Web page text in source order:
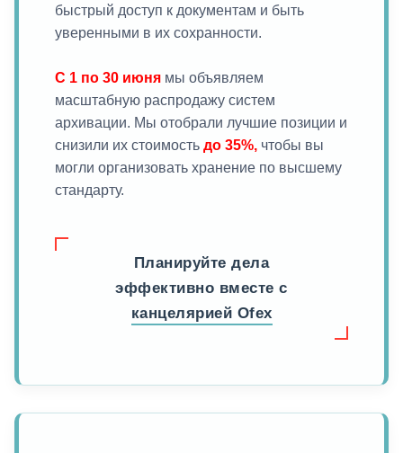
быстрый доступ к документам и быть
уверенными в их сохранности.
С 1 по 30 июня мы объявляем
масштабную распродажу систем
архивации. Мы отобрали лучшие позиции и
снизили их стоимость до 35%, чтобы вы
могли организовать хранение по высшему
стандарту.
Планируйте дела
эффективно вместе с
канцелярией Ofex